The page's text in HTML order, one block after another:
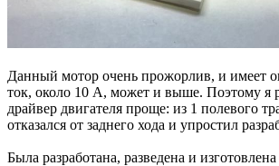
Данный мотор очень прожорлив, и имеет
ток, около 10 А, может и выше. Поэтому я
драйвер двигателя проще: из 1 полевого
отказался от заднего хода и упростил
Была разработана, разведена и